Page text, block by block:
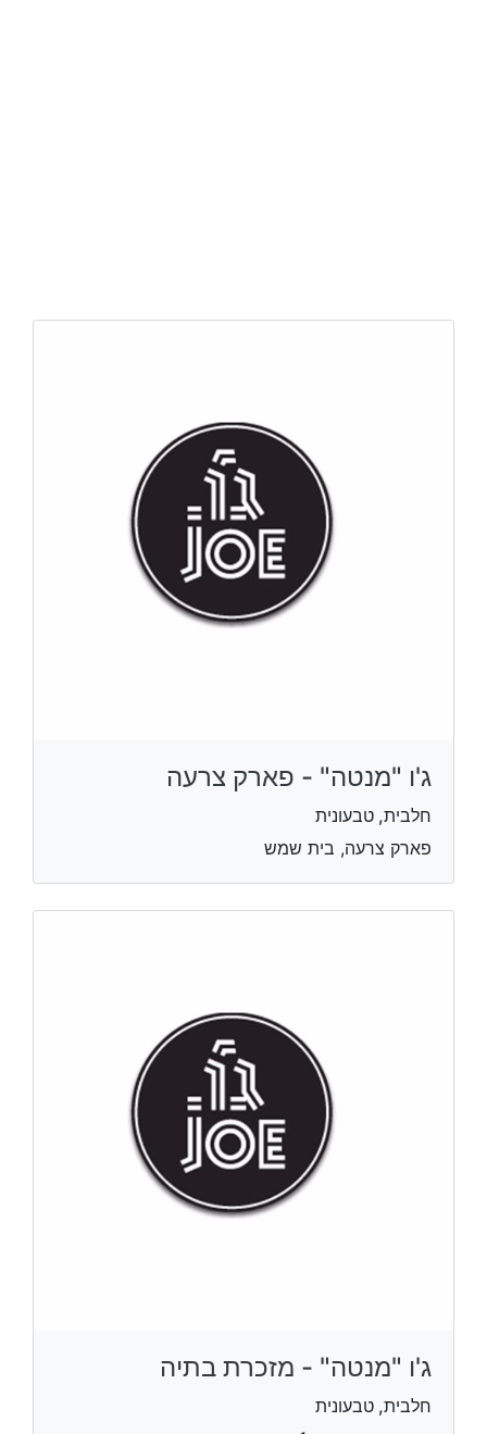
ג'ו "מנטה" - פארק צרעה
חלבית, טבעונית
פארק צרעה, בית שמש
ג'ו "מנטה" - מזכרת בתיה
חלבית, טבעונית